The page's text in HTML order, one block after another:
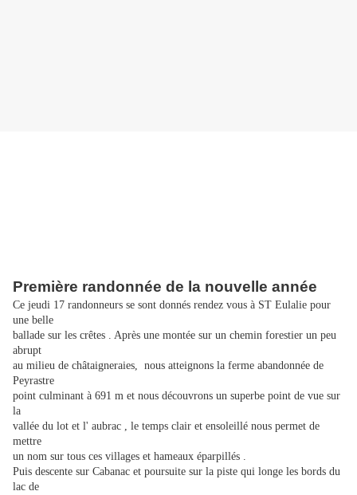
Première randonnée de la nouvelle année
Ce jeudi 17 randonneurs se sont donnés rendez vous à ST Eulalie pour
une belle
ballade sur les crêtes . Après une montée sur un chemin forestier un peu
abrupt
au milieu de châtaigneraies, nous atteignons la ferme abandonnée de
Peyrastre
point culminant à 691 m et nous découvrons un superbe point de vue sur
la
vallée du lot et l' aubrac , le temps clair et ensoleillé nous permet de
mettre
un nom sur tous ces villages et hameaux éparpillés .
Puis descente sur Cabanac et poursuite sur la piste qui longe les bords du
lac de